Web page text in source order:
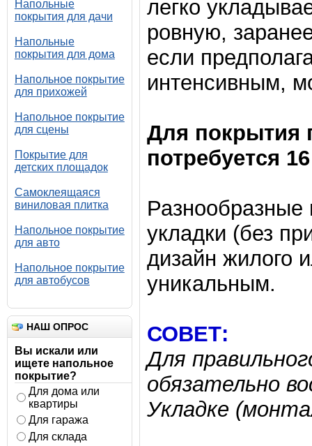
Напольные
покрытия для дачи
Напольные
покрытия для дома
Напольное покрытие
для прихожей
Напольное покрытие
для сцены
Покрытие для
детских площадок
Самоклеящаяся
виниловая плитка
Напольное покрытие
для авто
Напольное покрытие
для автобусов
НАШ ОПРОС
Вы искали или
ищете напольное
покрытие?
Для дома или
квартиры
Для гаража
Для склада
легко
ровную,
если
интенсивным,
Для покрытия
потребуется
Разнообразные
укладки (без
дизайн жилого
уникальным.
СОВЕТ:
Для
обязательно
Укладке